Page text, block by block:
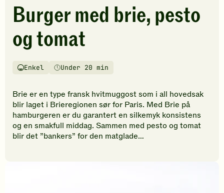
har
foreløpig
ingen
vurderinger.
den
til
å
vurdere
denne
oppskriften.
Burger med brie, pesto
og tomat
Vanskelighetsgrad
Enkel
TilberedningstidUnder 20 min
Brie er en type fransk hvitmuggost som i all hovedsak
blir laget i Brieregionen sør for Paris. Med Brie på
hamburgeren er du garantert en silkemyk konsistens
og en smakfull middag. Sammen med pesto og tomat
blir det ”bankers” for den matglade…